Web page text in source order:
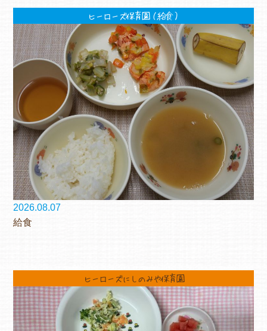
ヒーローズ保育園（給食）
2026.08.07
給食
ヒーローズにしのみや保育園